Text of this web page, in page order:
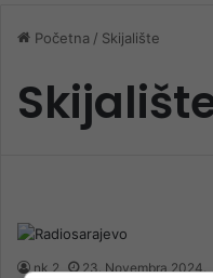
Početna / Skijalište
nk 2 23. Novembra 2024.